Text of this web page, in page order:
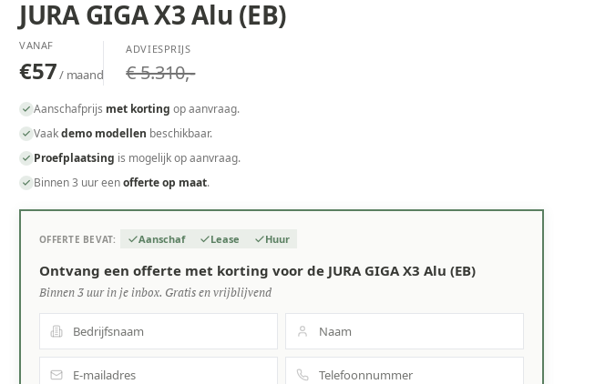
JURA GIGA X3 Alu (EB)
VANAF
€57/ maand
ADVIESPRIJS
€ 5.310,-
Aanschafprijs met korting op aanvraag.
Vaakdemo modellen beschikbaar.
Proefplaatsing is mogelijk op aanvraag.
Binnen 3 uur eenofferte op maat.
OFFERTE BEVAT: Aanschaf Lease Huur
Ontvang een offerte met korting voor de JURA GIGA X3 Alu (EB)
Binnen 3 uur in je inbox. Gratis en vrijblijvend